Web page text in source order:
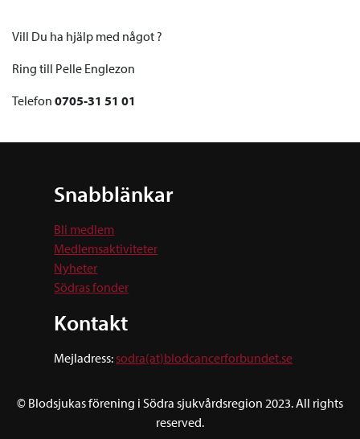
Vill Du ha hjälp med något ?
Ring till Pelle Englezon
Telefon 0705-31 51 01
Snabblänkar
Bli medlem
Medlemsaktiviteter
Nyheter
Södras fonder
Kontakt
Mejladress:sodra(at)blodcancerforbundet.se
© Blodsjukas förening i Södra sjukvårdsregion 2023. All rights
reserved.